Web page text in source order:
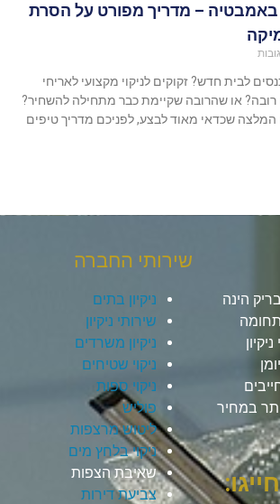
באמבטיה – מדריך מפורט על הסרת
לבית חדש? זקוקים לניקוי מקצועי לאריחי
או שהרובה שקיימת כבר מתחילה להשחיר?
המלצה שכדאי מאוד לבצע, לפניכם מדריך טיפים
הינה
במחיר
שירותי החברה
ניקיון בתים
שירותי ניקיון
ניקיון משרדים
ניקוי שטיחים
ניקוי ספות
פוליש
ליטוש מרצפות
ניקוי בלחץ מים
שאיבת הצפות
צביעת דירות